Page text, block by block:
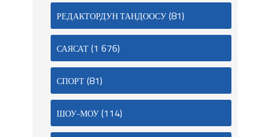
РЕДАКТОРДУН ТАНДООСУ(81)
САЯСАТ(1 676)
СПОРТ(81)
ШОУ-МОУ(114)